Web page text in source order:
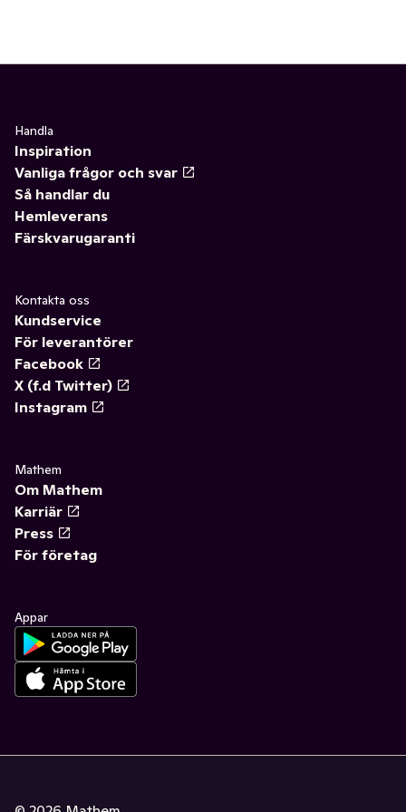
Handla
Inspiration
Vanliga frågor och svar
Så handlar du
Hemleverans
Färskvarugaranti
Kontakta oss
Kundservice
För leverantörer
Facebook
X (f.d Twitter)
Instagram
Mathem
Om Mathem
Karriär
Press
För företag
Appar